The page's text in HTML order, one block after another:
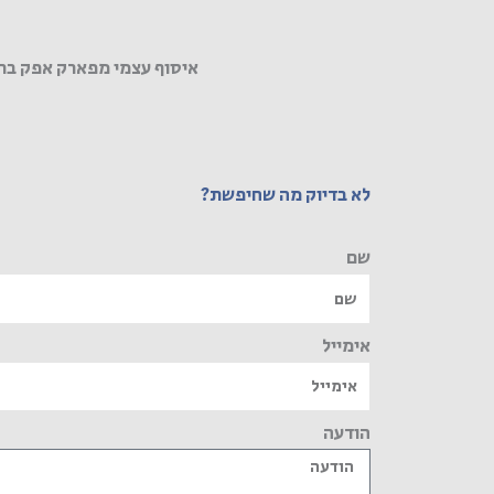
איסוף עצמי מפארק אפק
לא בדיוק מה שחיפשת?
שם
אימייל
הודעה